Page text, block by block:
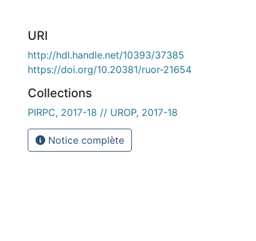
URI
http://hdl.handle.net/10393/37385
https://doi.org/10.20381/ruor-21654
Collections
PIRPC, 2017-18 // UROP, 2017-18
Notice complète